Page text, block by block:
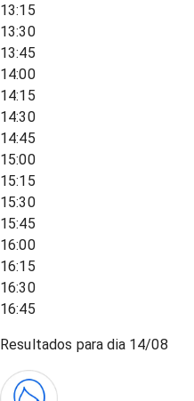
13:15
13:30
13:45
14:00
14:15
14:30
14:45
15:00
15:15
15:30
15:45
16:00
16:15
16:30
16:45
Resultados para dia 14/08